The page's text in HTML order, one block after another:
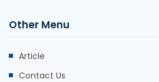
Other Menu
Article
Contact Us